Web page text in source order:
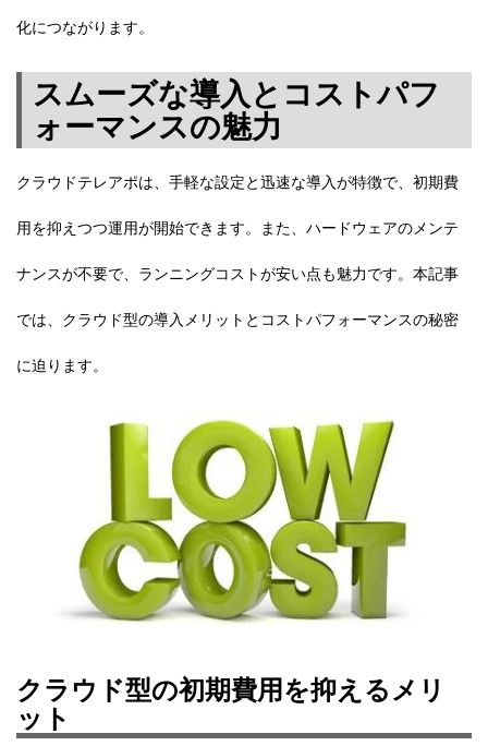
化につながります。
スムーズな導入とコストパフ
ォーマンスの魅力
クラウドテレアポは、手軽な設定と迅速な導入が特徴で、初期費
用を抑えつつ運用が開始できます。また、ハードウェアのメンテ
ナンスが不要で、ランニングコストが安い点も魅力です。本記事
では、クラウド型の導入メリットとコストパフォーマンスの秘密
に迫ります。
クラウド型の初期費用を抑えるメリ
ット